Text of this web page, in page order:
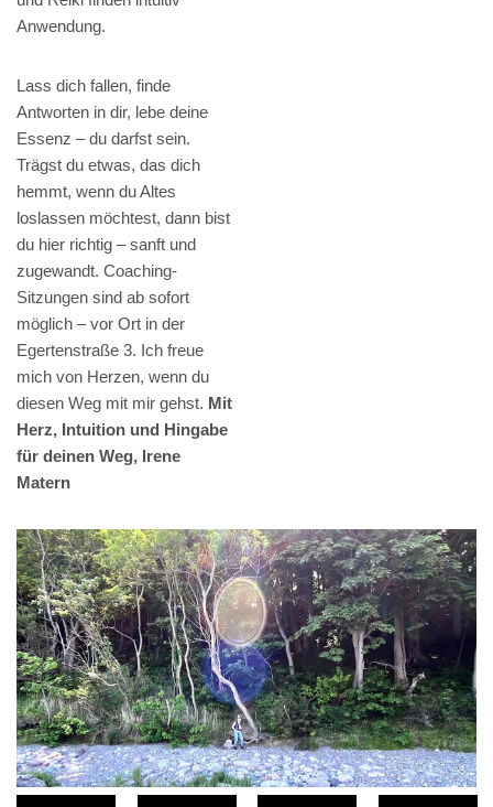
Anwendung.
Lass dich fallen, finde
Antworten in dir, lebe deine
Essenz – du darfst sein.
Trägst du etwas, das dich
hemmt, wenn du Altes
loslassen möchtest, dann bist
du hier richtig – sanft und
zugewandt. Coaching-
Sitzungen sind ab sofort
möglich – vor Ort in der
Egertenstraße 3. Ich freue
mich von Herzen, wenn du
diesen Weg mit mir gehst. Mit
Herz, Intuition und Hingabe
für deinen Weg, Irene
Matern